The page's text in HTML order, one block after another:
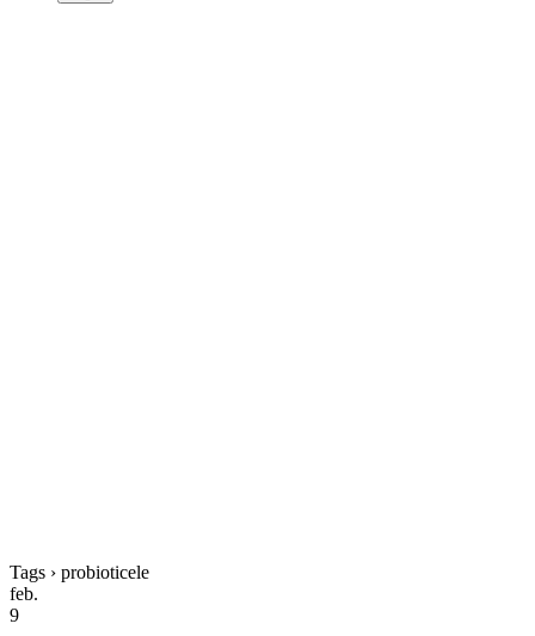
Tags › probioticele
feb.
9